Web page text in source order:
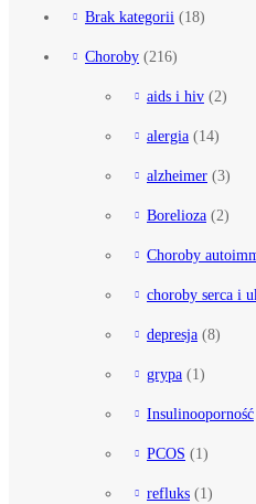
Brak kategorii (18)
Choroby (216)
aids i hiv (2)
alergia (14)
alzheimer (3)
Borelioza (2)
Choroby
choroby serca i
depresja (8)
grypa (1)
Insulinooporność
PCOS (1)
refluks (1)